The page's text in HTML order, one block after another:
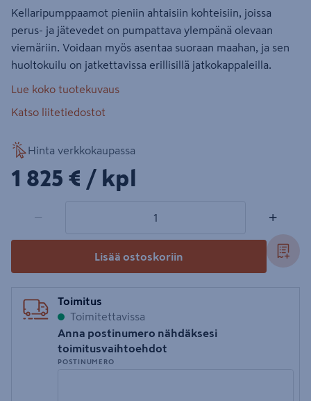
Kellaripumppaamot pieniin ahtaisiin kohteisiin, joissa
perus- ja jätevedet on pumpattava ylempänä olevaan
viemäriin. Voidaan myös asentaa suoraan maahan, ja sen
huoltokuilu on jatkettavissa erillisillä jatkokappaleilla.
Lue koko tuotekuvaus
Katso liitetiedostot
Hinta verkkokaupassa
1825€/kpl
1 825 € / kpl
− +
Lisää ostoskoriin
Toimitus
Toimitettavissa
Anna postinumero nähdäksesi
toimitusvaihtoehdot
POSTINUMERO